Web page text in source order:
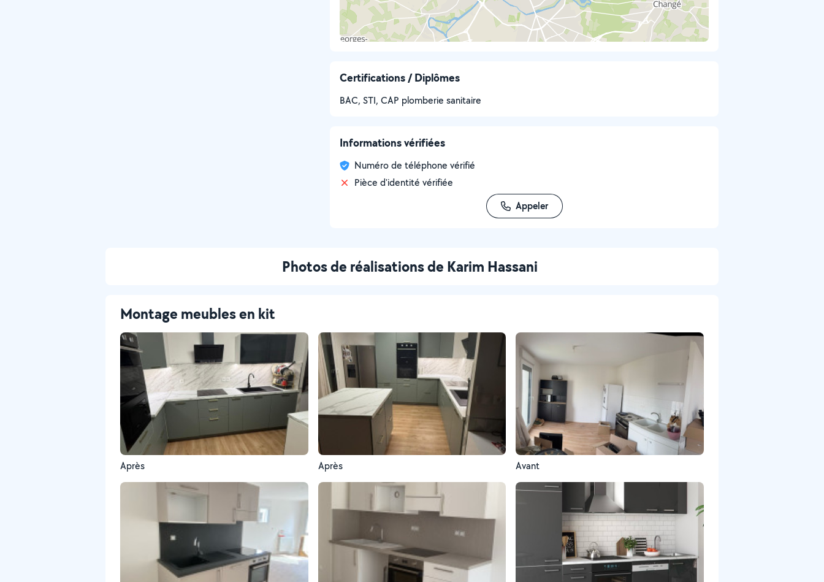
Certifications / Diplômes
BAC, STI, CAP plomberie sanitaire
Informations vérifiées
Numéro de téléphone vérifié
Pièce d'identité vérifiée
Appeler
Photos de réalisations de Karim Hassani
Montage meubles en kit
Après Après Avant